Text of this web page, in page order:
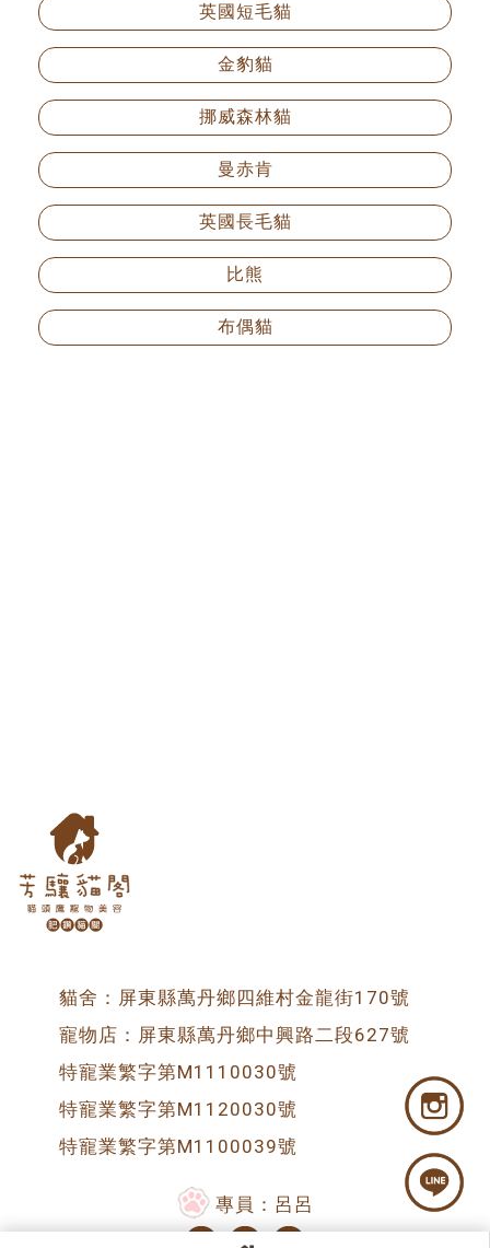
英國短毛貓
金豹貓
挪威森林貓
曼赤肯
英國長毛貓
比熊
布偶貓
貓舍：屏東縣萬丹鄉四維村金龍街170號
寵物店：屏東縣萬丹鄉中興路二段627號
特寵業繁字第M1110030號
特寵業繁字第M1120030號
特寵業繁字第M1100039號
專員：呂呂